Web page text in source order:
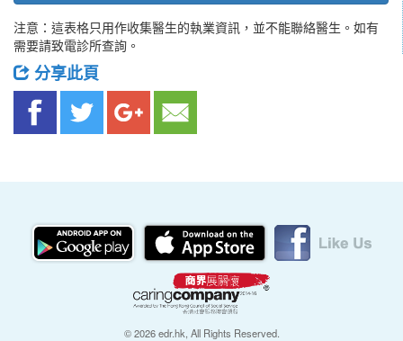
注意：這表格只用作收集醫生的執業資訊，並不能聯絡醫生。如有
需要請致電診所查詢。
分享此頁
© 2026 edr.hk, All Rights Reserved.